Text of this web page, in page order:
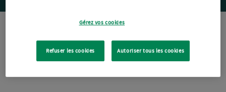
Gérez vos cookies
Refuser les cookies Autoriser tous les cookies